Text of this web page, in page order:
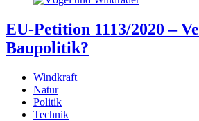
EU-Petition 1113/2020 –
Baupolitik?
Windkraft
Natur
Politik
Technik